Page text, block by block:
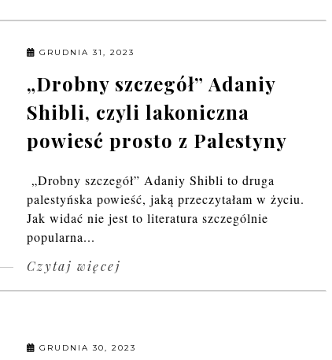
GRUDNIA 31, 2023
„Drobny szczegół” Adaniy
Shibli, czyli lakoniczna
powiesć prosto z Palestyny
„Drobny szczegół” Adaniy Shibli to druga
palestyńska powieść, jaką przeczytałam w życiu.
Jak widać nie jest to literatura szczególnie
popularna...
Czytaj więcej
GRUDNIA 30, 2023